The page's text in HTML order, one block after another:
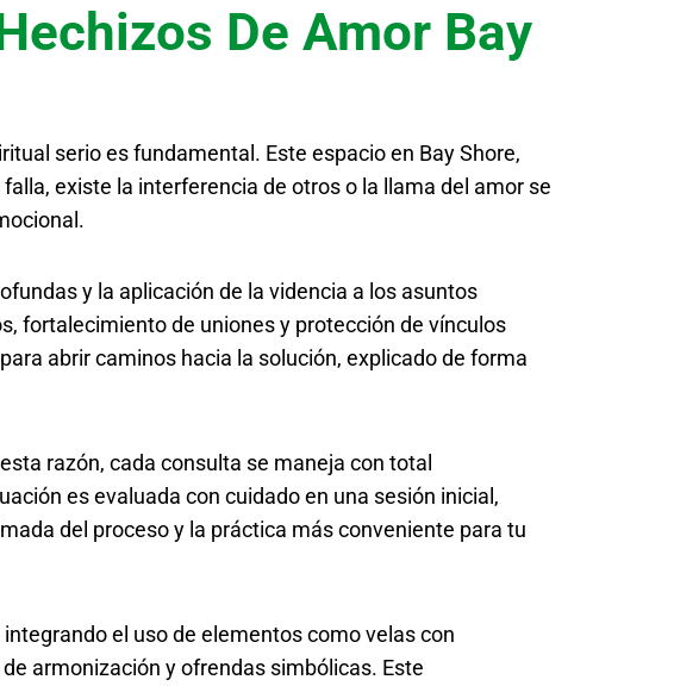
De Amor Bay
serio es fundamental. Este espacio en Bay Shore,
existe la interferencia de otros o la llama del amor se
y la aplicación de la videncia a los asuntos
fortalecimiento de uniones y protección de vínculos
abrir caminos hacia la solución, explicado de forma
razón, cada consulta se maneja con total
es evaluada con cuidado en una sesión inicial,
del proceso y la práctica más conveniente para tu
el uso de elementos como velas con
armonización y ofrendas simbólicas. Este